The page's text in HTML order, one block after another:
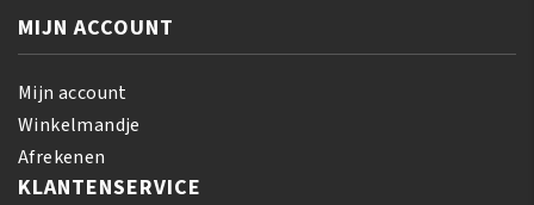
Conditioning
ml
aantal
gr
MIJN ACCOUNT
Mijn account
Winkelmandje
Afrekenen
KLANTENSERVICE